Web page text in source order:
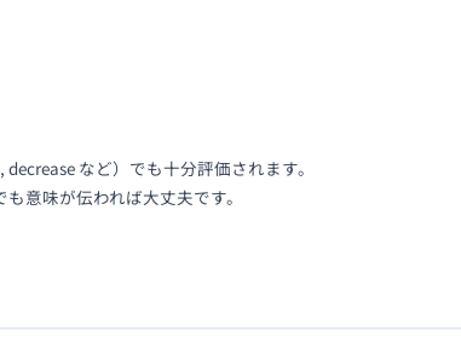
など）でも十分評価されます。
意味が伝われば大丈夫です。